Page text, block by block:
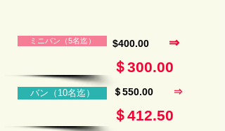
ミニバン（5名迄）
バン（10名迄）
$400.00 ⇒
＄300.00
＄550.00 ⇒
＄412.50